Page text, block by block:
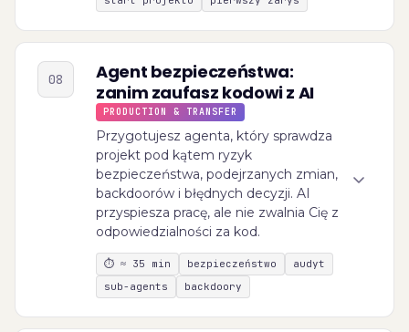
08
Agent bezpieczeństwa:
zanim zaufasz kodowi z AI
PRODUCTION & TRANSFER
Przygotujesz agenta, który sprawdza
projekt pod kątem ryzyk
bezpieczeństwa, podejrzanych zmian,
backdoorów i błędnych decyzji. AI
przyspiesza pracę, ale nie zwalnia Cię z
odpowiedzialności za kod.
⏱ ≈ 35 min bezpieczeństwo
audyt
sub-agents
backdoory